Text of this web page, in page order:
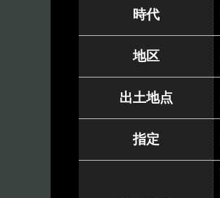
時代
地区
出土地点
指定